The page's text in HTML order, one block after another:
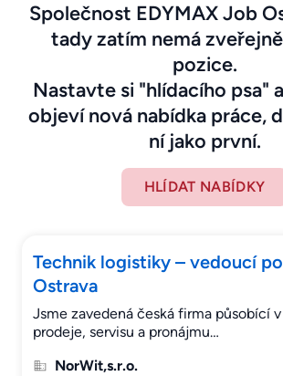
Společnost EDYMAX Job
tady zatím nemá
pozice.
Nastavte si "hlídacího psa"
objeví nová nabídka práce,
ní jako první.
HLÍDAT NABÍDKY
Technik logistiky – vedoucí
Ostrava
Jsme zavedená česká firma působící
prodeje, servisu a pronájmu…
NorWit,s.r.o.